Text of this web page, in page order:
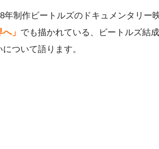
制作ビートルズのドキュメンタリー
」 でも描かれている、ビートルズ結
ついて語ります。